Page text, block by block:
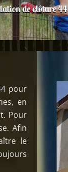
de clôture 44
pour
en
Pour
Afin
le